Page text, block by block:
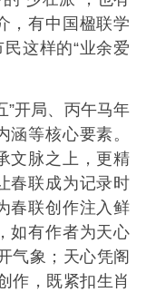
，有中国楹联学
这样的“业余爱
开局、丙午马年
等核心要素。
文脉之上，更精
春联成为记录时
春联创作注入鲜
如有作者为天心
气象；天心凭阁
作，既紧扣生肖